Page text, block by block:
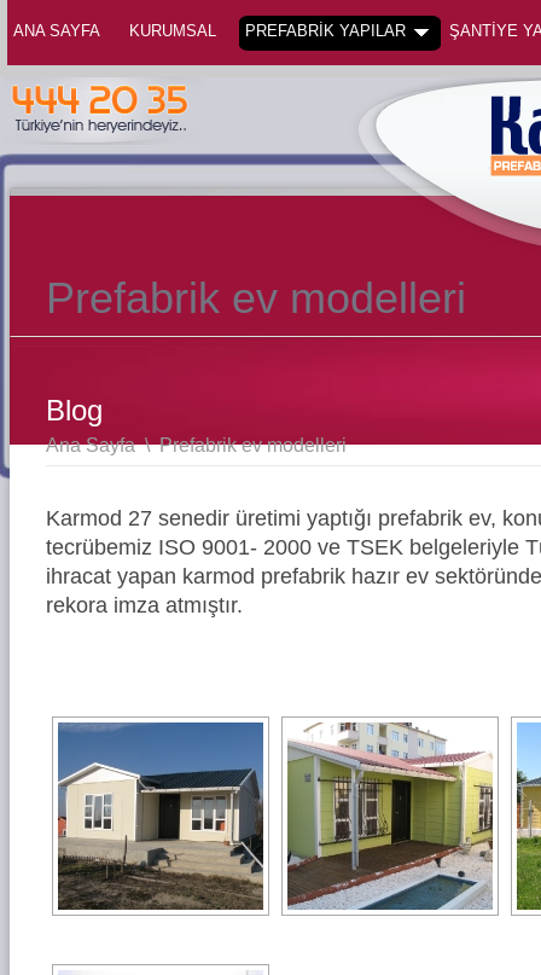
ANA SAYFA KURUMSAL PREFABRİK YAPILAR ŞANTİYE
Prefabrik ev modelleri
Blog
Ana Sayfa \Prefabrik ev modelleri
Karmod 27 senedir üretimi yaptığı prefabrik ev,
tecrübemiz ISO 9001- 2000 ve TSEK belgeleriyle
ihracat yapan karmod prefabrik hazır ev
rekora imza atmıştır.